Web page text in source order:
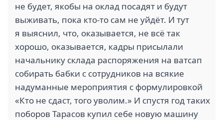
не будет, якобы на оклад посадят и будут
выживать, пока кто-то сам не уйдёт. И тут
я выяснил, что, оказывается, не всё так
хорошо, оказывается, кадры присылали
начальнику склада распоряжения на ватсап
собирать бабки с сотрудников на всякие
надуманные мероприятия с формулировкой
«Кто не сдаст, того уволим.» И спустя год таких
поборов Тарасов купил себе новую машину